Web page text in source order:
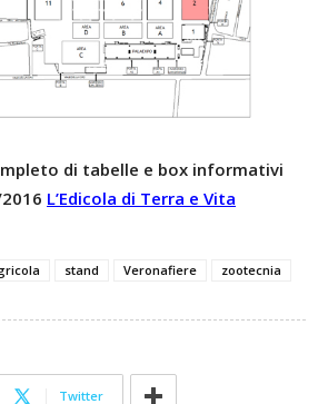
di tabelle e box informativi
L’Edicola di Terra e Vita
stand Veronafiere zootecnia
Twitter